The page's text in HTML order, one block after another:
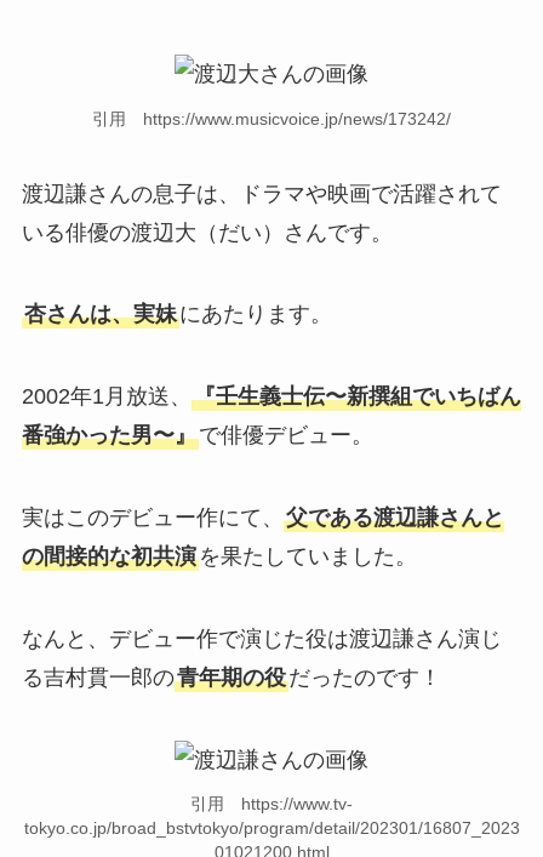
引用 https://www.musicvoice.jp/news/173242/
渡辺謙さんの息子は、ドラマや映画で活躍されて
いる俳優の渡辺大（だい）さんです。
杏さんは、実妹にあたります。
2002年1月放送、 『壬生義士伝〜新撰組でいちばん
番強かった男〜』で俳優デビュー。
実はこのデビュー作にて、 父である渡辺謙さんと
の間接的な初共演を果たしていました。
なんと、デビュー作で演じた役は渡辺謙さん演じ
る吉村貫一郎の青年期の役だったのです！
引用 https://www.tv-
tokyo.co.jp/broad_bstvtokyo/program/detail/202301/16807_2023
01021200.html